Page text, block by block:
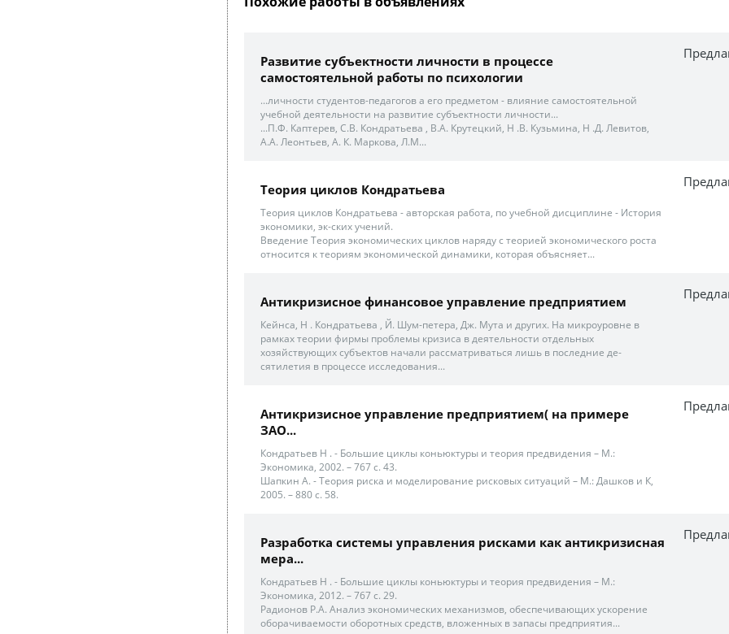
Развитие субъектности личности в процессе
самостоятельной работы по психологии
...личности студентов-педагогов а его предметом - влияние самостоятельной
учебной деятельности на развитие субъектности личности...
...П.Ф. Каптерев, С.В. Кондратьева , В.А. Крутецкий, Н .В. Кузьмина, Н .Д. Левитов,
А.А. Леонтьев, А. К. Маркова, Л.М...
Теория циклов Кондратьева
Теория циклов Кондратьева - авторская работа, по учебной дисциплине - История
экономики, эк-ских учений.
Введение Теория экономических циклов наряду с теорией экономического роста
относится к теориям экономической динамики, которая объясняет...
Антикризисное финансовое управление предприятием
Кейнса, Н . Кондратьева , Й. Шум-петера, Дж. Мута и других. На микроуровне в
рамках теории фирмы проблемы кризиса в деятельности отдельных
хозяйствующих субъектов начали рассматриваться лишь в последние де-
сятилетия в процессе исследования...
Антикризисное управление предприятием( на примере
ЗАО...
Кондратьев Н . - Большие циклы коньюктуры и теория предвидения – М.:
Экономика, 2002. – 767 с. 43.
Шапкин А. - Теория риска и моделирование рисковых ситуаций – М.: Дашков и К,
2005. – 880 с. 58.
Разработка системы управления рисками как антикризисная
мера...
Кондратьев Н . - Большие циклы коньюктуры и теория предвидения – М.:
Экономика, 2012. – 767 с. 29.
Радионов Р.А. Анализ экономических механизмов, обеспечивающих ускорение
оборачиваемости оборотных средств, вложенных в запасы предприятия...